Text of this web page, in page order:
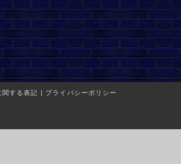
関する表記 | プライバシーポリシー